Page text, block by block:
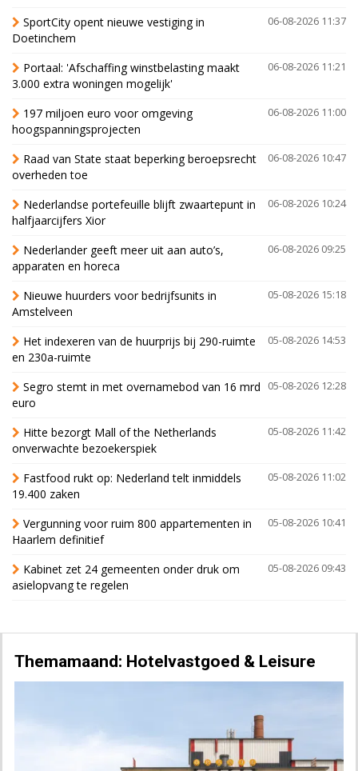
06-08-2026 11:37
SportCity opent nieuwe vestiging in
Doetinchem
06-08-2026 11:21
Portaal: 'Afschaffing winstbelasting maakt
3.000 extra woningen mogelijk'
06-08-2026 11:00
197 miljoen euro voor omgeving
hoogspanningsprojecten
06-08-2026 10:47
Raad van State staat beperking beroepsrecht
overheden toe
06-08-2026 10:24
Nederlandse portefeuille blijft zwaartepunt in
halfjaarcijfers Xior
06-08-2026 09:25
Nederlander geeft meer uit aan auto’s,
apparaten en horeca
05-08-2026 15:18
Nieuwe huurders voor bedrijfsunits in
Amstelveen
05-08-2026 14:53
Het indexeren van de huurprijs bij 290-ruimte
en 230a-ruimte
05-08-2026 12:28
Segro stemt in met overnamebod van 16 mrd
euro
05-08-2026 11:42
Hitte bezorgt Mall of the Netherlands
onverwachte bezoekerspiek
05-08-2026 11:02
Fastfood rukt op: Nederland telt inmiddels
19.400 zaken
05-08-2026 10:41
Vergunning voor ruim 800 appartementen in
Haarlem definitief
05-08-2026 09:43
Kabinet zet 24 gemeenten onder druk om
asielopvang te regelen
Themamaand: Hotelvastgoed & Leisure